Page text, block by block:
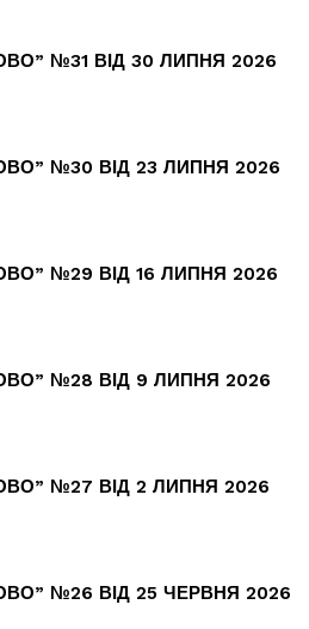
№31 ВІД 30 ЛИПНЯ 2026
№30 ВІД 23 ЛИПНЯ 2026
№29 ВІД 16 ЛИПНЯ 2026
№28 ВІД 9 ЛИПНЯ 2026
№27 ВІД 2 ЛИПНЯ 2026
№26 ВІД 25 ЧЕРВНЯ 2026